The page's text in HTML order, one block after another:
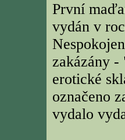
První
vydán v
zakázány -
erotické
označeno
vydalo